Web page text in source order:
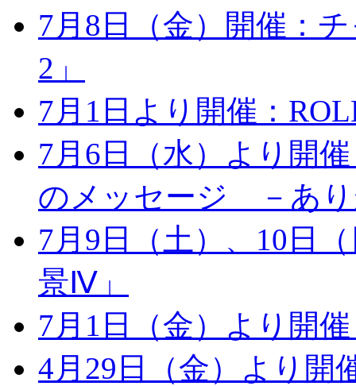
7月8日（金）開催：
2」
7月1日より開催：
7月6日（水）より開
のメッセージ －あ
7月9日（土）、10日
景Ⅳ」
7月1日（金）より開
4月29日（金）より開